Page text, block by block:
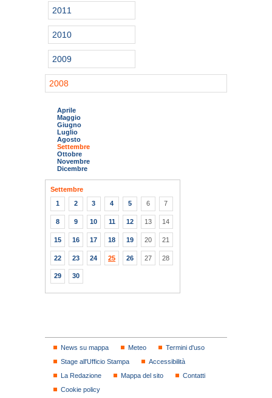
2011
2010
2009
2008
Aprile
Maggio
Giugno
Luglio
Agosto
Settembre
Ottobre
Novembre
Dicembre
Settembre
1
2 3 4 5 6 7
8 9 10 11 12 13 14
15 16 17 18 19 20 21
22 23 24 25 26 27 28
29 30
News su mappa Meteo
Termini d'uso
Stage all'Ufficio Stampa
Accessibilità
La Redazione
Mappa del sito
Contatti
Cookie policy